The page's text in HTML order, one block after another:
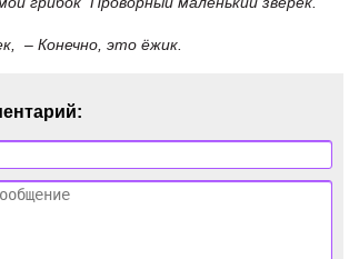
– Конечно, это ёжик.